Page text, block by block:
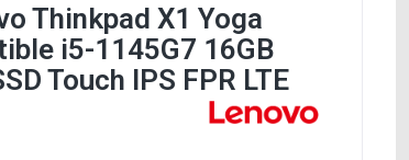
Thinkpad X1 Yoga
i5-1145G7 16GB
Touch IPS FPR LTE